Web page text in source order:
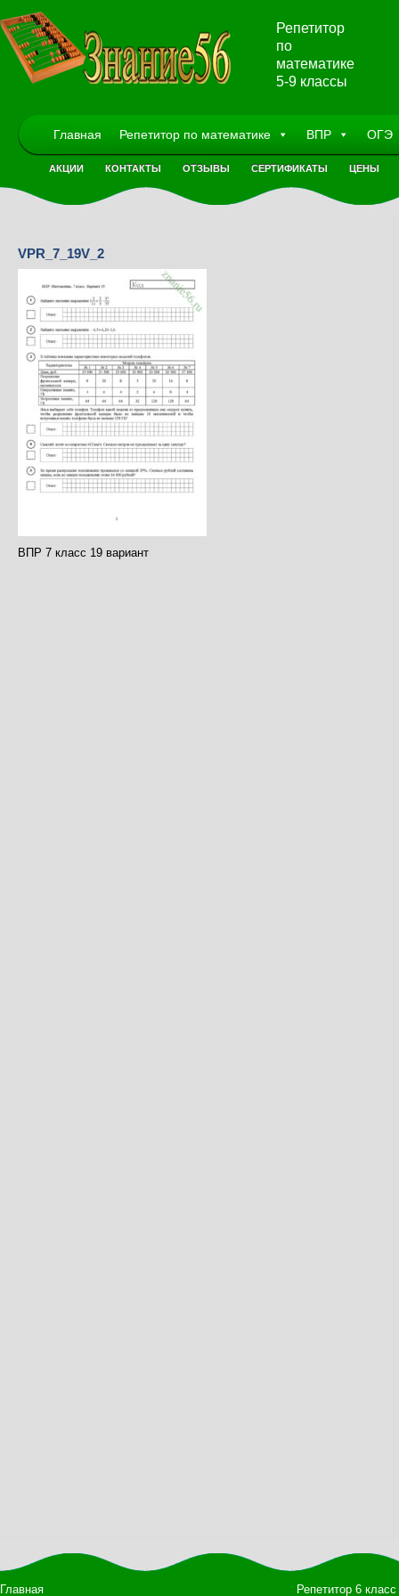
Репетитор
по
математике
5-9 классы
Главная Репетитор по математике ВПР ОГЭ
АКЦИИ КОНТАКТЫ ОТЗЫВЫ СЕРТИФИКАТЫ ЦЕНЫ
VPR_7_19V_2
ВПР 7 класс 19 вариант
Главная Репетитор 6 класс